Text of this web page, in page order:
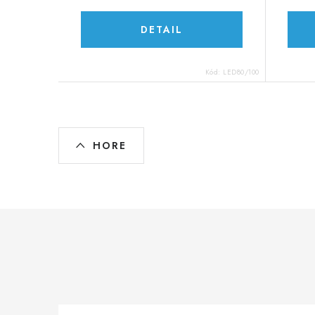
DETAIL
Kód: LED80/100
O
v
HORE